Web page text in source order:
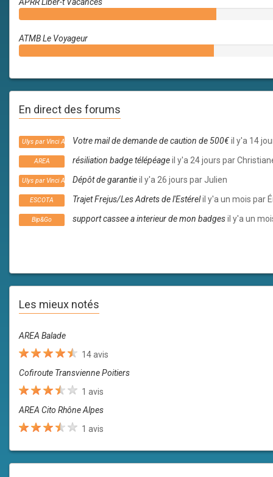
ATMB Le Voyageur
En direct des forums
Ulys par Vinci AutoroutesVotre mail de demande de caution de 500€il y'a 14
AREA résiliation badge télépéageil y'a 24 jours par
Ulys par Vinci AutoroutesDépôt de garantieil y'a 26 jours par Julien
ESCOTA Trajet Frejus/Les Adrets de l'Estérelil y'a un mois par
Bip&Go support cassee a interieur de mon badgesil y'a un
Les mieux notés
AREA Balade
14 avis
Cofiroute Transvienne Poitiers
1 avis
AREA Cito Rhône Alpes
1 avis